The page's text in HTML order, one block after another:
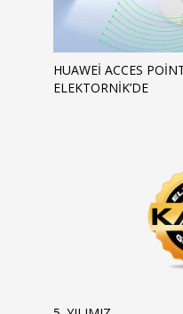
HUAWEI ACCES
ELEKTORNIK’DE